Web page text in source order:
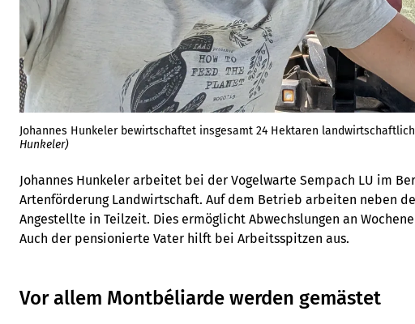
Johannes Hunkeler bewirtschaftet insgesamt 24 Hektaren
Hunkeler)
Johannes Hunkeler arbeitet bei der Vogelwarte Sempach LU im
Artenförderung Landwirtschaft. Auf dem Betrieb arbeiten neben
Angestellte in Teilzeit. Dies ermöglicht Abwechslungen an
Auch der pensionierte Vater hilft bei Arbeitsspitzen aus.
Vor allem Montbéliarde werden gemästet